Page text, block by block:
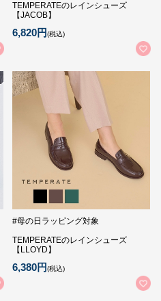
TEMPERATEのレインシューズ
【JACOB】
6,820円(税込)
#母の日ラッピング対象
TEMPERATEのレインシューズ
【LLOYD】
6,380円(税込)